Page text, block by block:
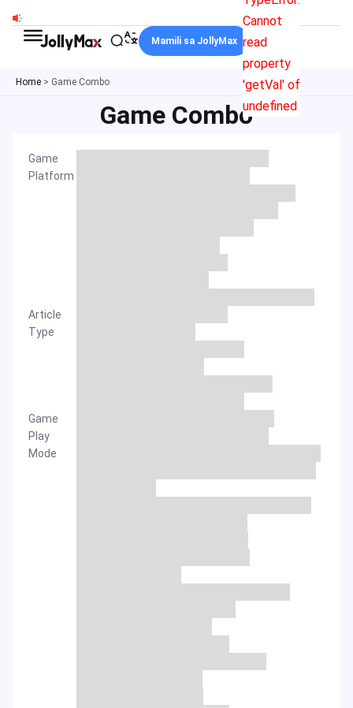
content
Cannot
read
property
'getVal' of
undefined
Mamili sa JollyMax
Home > Game Combo
Game Combo
Game
Platform
Article
Type
Game
Play
Mode